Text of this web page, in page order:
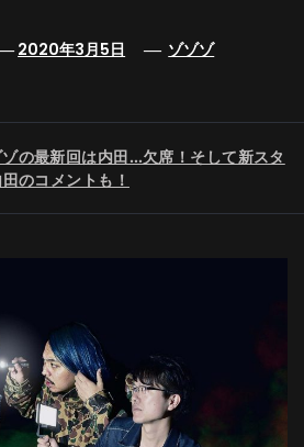
2020年3月5日 ゾゾゾ
の最新回は内田…欠席！そして新スタ
のコメントも！